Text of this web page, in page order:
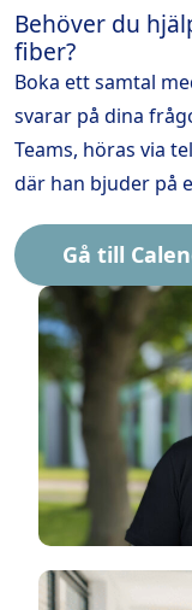
Behöver du
fiber?
Boka ett samtal
svarar på dina
Teams, höras via
där han bjuder på
Gå till